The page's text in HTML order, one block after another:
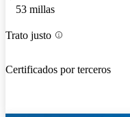
53 millas
Trato justo
Certificados por terceros